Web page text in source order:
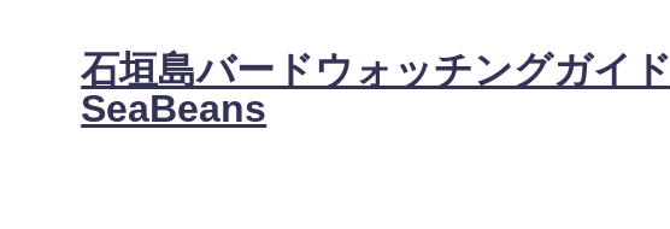
石垣島バードウォッチングガイド
SeaBeans